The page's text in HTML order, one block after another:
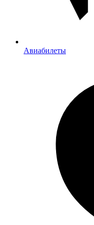
Авиабилеты